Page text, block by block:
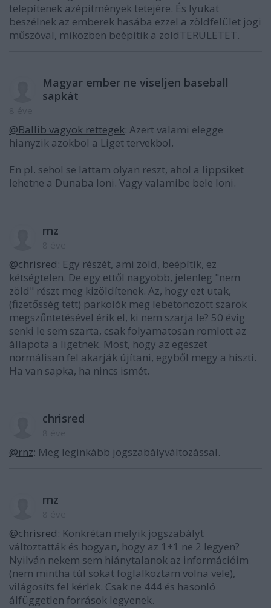
telepítenek azépítmények tetejére. És lyukat
beszélnek az emberek hasába ezzel a zöldfelület jogi
műszóval, miközben beépítik a zöldTERÜLETET.
Magyar ember ne viseljen baseball
sapkát
@Ballib vagyok rettegek: Azert valami elegge
hianyzik azokbol a Liget tervekbol.
En pl. sehol se lattam olyan reszt, ahol a lippsiket
lehetne a Dunaba loni. Vagy valamibe bele loni.
rnz
@chrisred: Egy részét, ami zöld, beépítik, ez
kétségtelen. De egy ettől nagyobb, jelenleg "nem
zöld" részt meg kizöldítenek. Az, hogy ezt utak,
(fizetősség tett) parkolók meg lebetonozott szarok
megszűntetésével érik el, ki nem szarja le? 50 évig
senki le sem szarta, csak folyamatosan romlott az
állapota a ligetnek. Most, hogy az egészet
normálisan fel akarják újítani, egyből megy a hiszti.
Ha van sapka, ha nincs ismét.
chrisred
@rnz: Meg leginkább jogszabályváltozással.
rnz
@chrisred: Konkrétan melyik jogszabályt
változtatták és hogyan, hogy az 1+1 ne 2 legyen?
Nyilván nekem sem hiánytalanok az információim
(nem mintha túl sokat foglalkoztam volna vele),
világosíts fel kérlek. Csak ne 444 és hasonló
álfüggetlen források legyenek.